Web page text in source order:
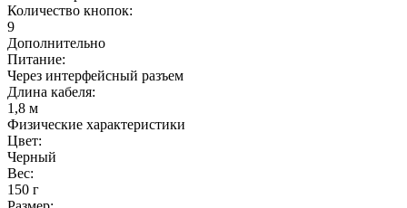
Количество кнопок:
9
Дополнительно
Питание:
Через интерфейсный разъем
Длина кабеля:
1,8 м
Физические характеристики
Цвет:
Черный
Вес:
150 г